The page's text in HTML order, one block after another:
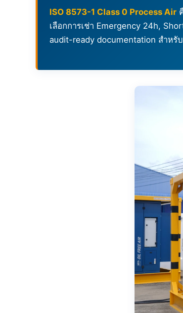
ISO 8573-1 Class 0 Process Air
เลือกการเช่า Emergency 24h,
audit-ready documentation สำหรั